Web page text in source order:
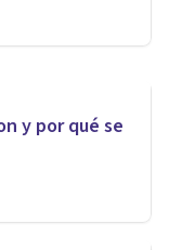
y por qué se